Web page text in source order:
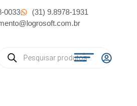
0033
(31) 9.8978-1931